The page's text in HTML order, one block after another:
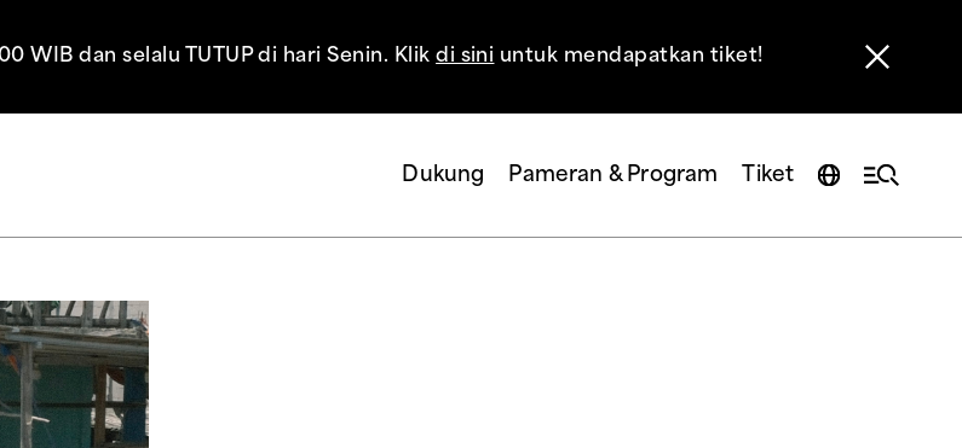
WIB dan selalu TUTUP di hari Senin. Klikdi sini untuk mendapatkan tiket!
Dukung Pameran & Program Tiket